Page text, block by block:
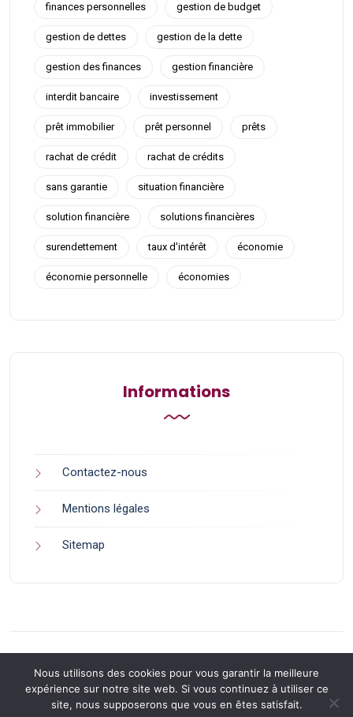
finances personnelles gestion de budget
gestion de dettes gestion de la dette
gestion des finances gestion financière
interdit bancaire investissement
prêt immobilier prêt personnel prêts
rachat de crédit rachat de crédits
sans garantie situation financière
solution financière solutions financières
surendettement taux d'intérêt économie
économie personnelle économies
Informations
Contactez-nous
Mentions légales
Sitemap
Back to Top
Nous utilisons des cookies pour vous garantir la meilleure
expérience sur notre site web. Si vous continuez à utiliser ce
site, nous supposerons que vous en êtes satisfait.